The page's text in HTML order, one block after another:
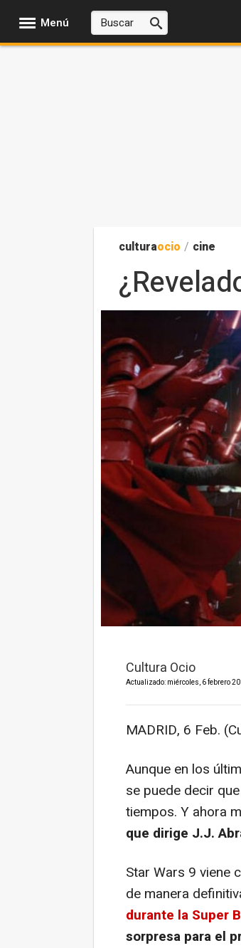
Menú
culturaocio / cine
Cultura Ocio
Actualizado: miércoles, 6 febrero
MADRID, 6 Feb.
Aunque en los
se puede decir
tiempos. Y ahora
que dirige J.J.
Star Wars 9 viene
de manera
durante la Super
sorpresa para el